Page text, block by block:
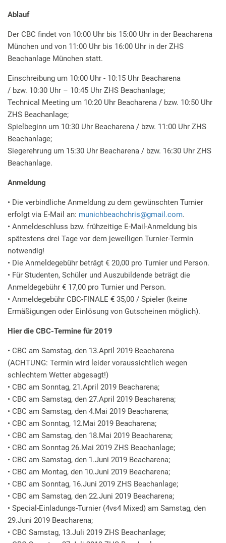
Ablauf
Der CBC findet von 10:00 Uhr bis 15:00 Uhr in der Beacharena
München und von 11:00 Uhr bis 16:00 Uhr in der ZHS
Beachanlage München statt.
Einschreibung um 10:00 Uhr - 10:15 Uhr Beacharena
/ bzw. 10:30 Uhr – 10:45 Uhr ZHS Beachanlage;
Technical Meeting um 10:20 Uhr Beacharena / bzw. 10:50 Uhr
ZHS Beachanlage;
Spielbeginn um 10:30 Uhr Beacharena / bzw. 11:00 Uhr ZHS
Beachanlage;
Siegerehrung um 15:30 Uhr Beacharena / bzw. 16:30 Uhr ZHS
Beachanlage.
Anmeldung
• Die verbindliche Anmeldung zu dem gewünschten Turnier
erfolgt via E-Mail an: munichbeachchris@gmail.com.
• Anmeldeschluss bzw. frühzeitige E-Mail-Anmeldung bis
spätestens drei Tage vor dem jeweiligen Turnier-Termin
notwendig!
• Die Anmeldegebühr beträgt € 20,00 pro Turnier und Person.
• Für Studenten, Schüler und Auszubildende beträgt die
Anmeldegebühr € 17,00 pro Turnier und Person.
• Anmeldegebühr CBC-FINALE € 35,00 / Spieler (keine
Ermäßigungen oder Einlösung von Gutscheinen möglich).
Hier die CBC-Termine für 2019
• CBC am Samstag, den 13.April 2019 Beacharena
(ACHTUNG: Termin wird leider voraussichtlich wegen
schlechtem Wetter abgesagt!)
• CBC am Sonntag, 21.April 2019 Beacharena;
• CBC am Samstag, den 27.April 2019 Beacharena;
• CBC am Samstag, den 4.Mai 2019 Beacharena;
• CBC am Sonntag, 12.Mai 2019 Beacharena;
• CBC am Samstag, den 18.Mai 2019 Beacharena;
• CBC am Sonntag 26.Mai 2019 ZHS Beachanlage;
• CBC am Samstag, den 1.Juni 2019 Beacharena;
• CBC am Montag, den 10.Juni 2019 Beacharena;
• CBC am Sonntag, 16.Juni 2019 ZHS Beachanlage;
• CBC am Samstag, den 22.Juni 2019 Beacharena;
• Special-Einladungs-Turnier (4vs4 Mixed) am Samstag, den
29.Juni 2019 Beacharena;
• CBC Samstag, 13.Juli 2019 ZHS Beachanlage;